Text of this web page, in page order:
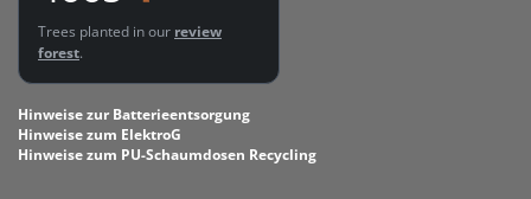
Trees planted in our review
forest.
Hinweise zur Batterieentsorgung
Hinweise zum ElektroG
Hinweise zum PU-Schaumdosen Recycling